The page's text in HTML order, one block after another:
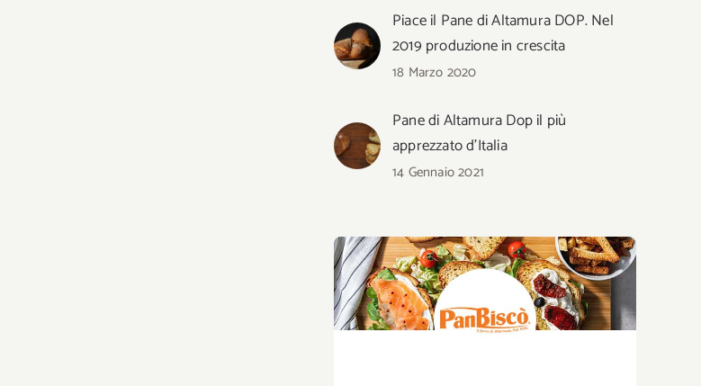
Piace il Pane di Altamura DOP. Nel
2019 produzione in crescita
18 Marzo 2020
Pane di Altamura Dop il più
apprezzato d’Italia
14 Gennaio 2021